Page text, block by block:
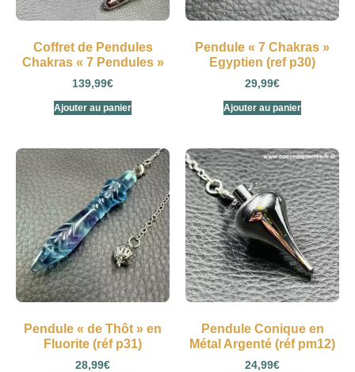
Coffret de Pendules
Chakras « 7 Pendules »
139,99€
Ajouter au panier
Pendule « 7 Chakras »
Egyptien (ref p30)
29,99€
Ajouter au panier
Pendule « de Thôt » en
Fluorite (réf p31)
28,99€
Pendule Conique en
Métal Argenté (réf pm12)
24,99€